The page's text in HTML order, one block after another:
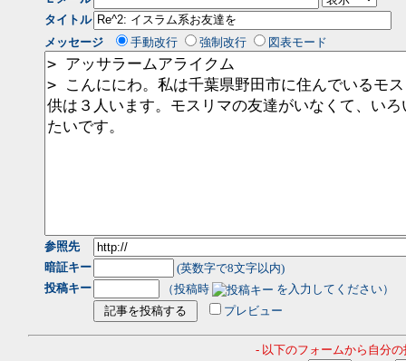
タイトル
メッセージ
手動改行 強制改行 図表モード
参照先
暗証キー
(英数字で8文字以内)
投稿キー
（投稿時
を入力してください）
プレビュー
- 以下のフォームから自分